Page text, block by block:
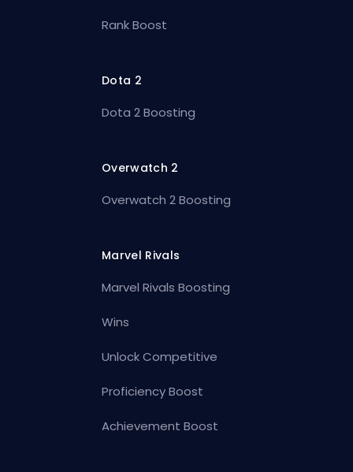
Rank Boost
Dota 2
Dota 2 Boosting
Overwatch 2
Overwatch 2 Boosting
Marvel Rivals
Marvel Rivals Boosting
Wins
Unlock Competitive
Proficiency Boost
Achievement Boost